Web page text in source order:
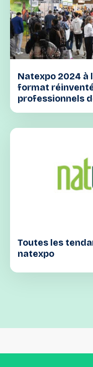
Natexpo 2024 à
format
professionnels
Toutes les
natexpo